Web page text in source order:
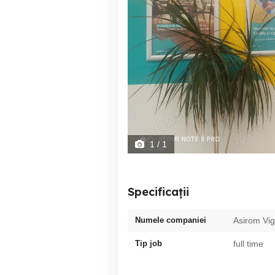
1 / 1
Specificații
Numele companiei Asirom Vig
Tip job full time